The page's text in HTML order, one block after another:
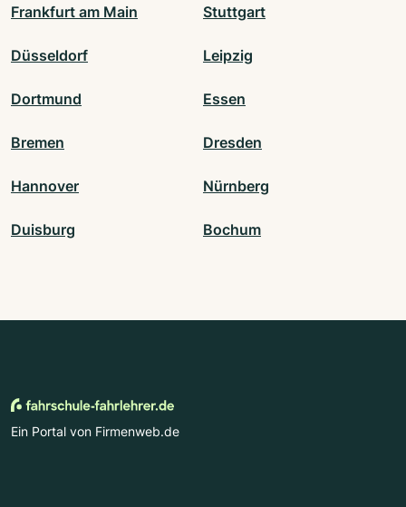
Frankfurt am Main Stuttgart
Düsseldorf Leipzig
Dortmund Essen
Bremen Dresden
Hannover Nürnberg
Duisburg Bochum
Ein Portal von Firmenweb.de